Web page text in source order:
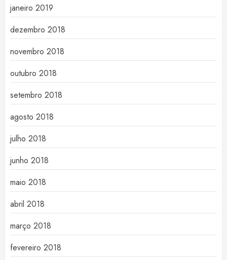
janeiro 2019
dezembro 2018
novembro 2018
outubro 2018
setembro 2018
agosto 2018
julho 2018
junho 2018
maio 2018
abril 2018
março 2018
fevereiro 2018